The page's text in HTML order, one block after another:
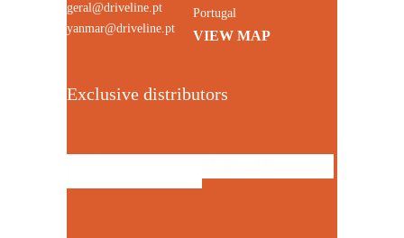
geral@driveline.pt
yanmar@driveline.pt
Portugal
VIEW MAP
Exclusive distributors